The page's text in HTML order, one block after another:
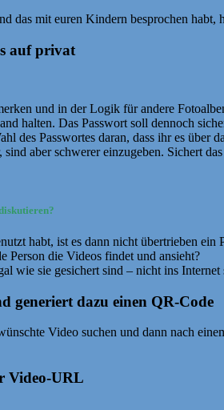
das mit euren Kindern besprochen
auf privat
und in der Logik für andere
halten. Das Passwort soll dennoch
des Passwortes daran, dass ihr es
aber schwerer einzugeben. Sichert
habt, ist es dann nicht übertrieben
Person die Videos findet und ansieht?
wie sie gesichert sind – nicht ins Internet
generiert dazu einen QR-Code
Video suchen und dann nach
Video-URL